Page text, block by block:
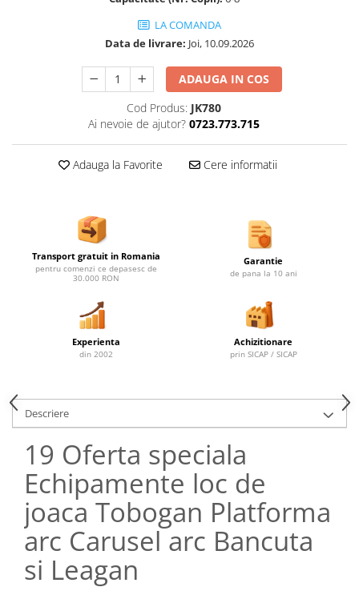
Ghivece de exterior
Stalpi camere video
Stalpi / bolarzi de delimitare
Cismea stradala / gradina
Tomberoane si Pubele de Gunoi
Mobilier urban DIZABILITATI
LA COMANDA
Data de livrare: Joi, 10.09.2026
ADAUGA IN COS
Cod Produs: JK780
Ai nevoie de ajutor? 0723.773.715
Adauga la Favorite Cere informatii
Transport gratuit in Romania
pentru comenzi ce depasesc de
30.000 RON
Garantie
de pana la 10 ani
Experienta
din 2002
Achizitionare
prin SICAP / SICAP
Descriere
19 Oferta speciala
Echipamente loc de
joaca Tobogan Platforma
arc Carusel arc Bancuta
si Leagan